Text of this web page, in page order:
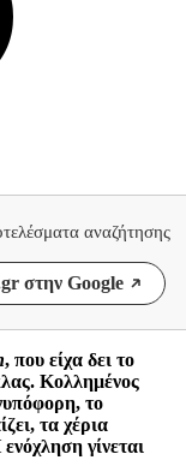
αναζήτησης
στην Google
, που είχα δει το
Κολλημένος
το
τα χέρια
γίνεται